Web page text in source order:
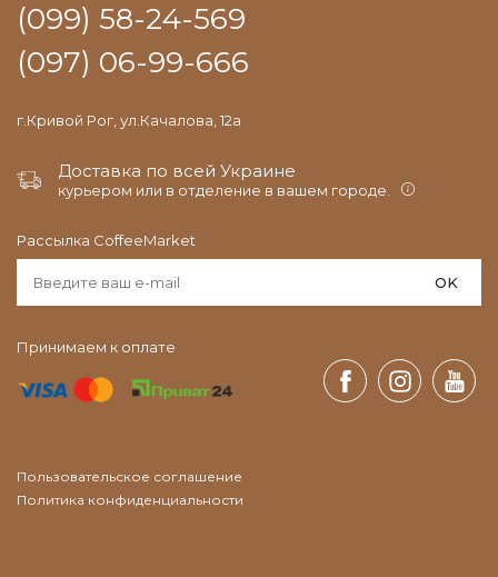
(099) 58-24-569
(097) 06-99-666
г.Кривой Рог, ул.Качалова, 12а
Доставка по всей Украине
курьером или в отделение в вашем городе.
Рассылка CoffeeMarket
OK
Принимаем к оплате
Пользовательское соглашение
Политика конфиденциальности